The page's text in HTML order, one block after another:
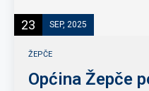
23 SEP, 2025
ŽEPČE
Općina Žepče